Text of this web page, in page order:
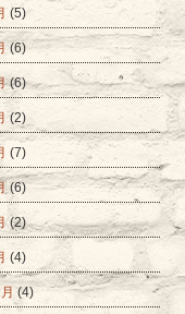
(5)
(6)
(6)
(2)
(7)
(6)
(2)
(4)
(4)